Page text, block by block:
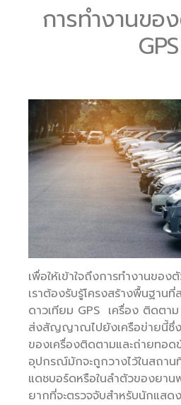
การทำงานขอ
GPS
เพื่อให้เข้าใจถึงการทำงานขอ
เราต้องรับรู้โครงสร้างพื้นฐาน
ดาวเทียม GPS เครื่อง ติดตา
ส่งสัญญาณไปยังเครือข่ายนี้ซึ่
ของเครื่องติดตามและถ่ายทอด
อุปกรณ์มักจะถูกวางไว้ในสถา
แดชบอร์ดหรือในลำตัวของยาน
ยากที่จะตรวจจับสำหรับนักแสด